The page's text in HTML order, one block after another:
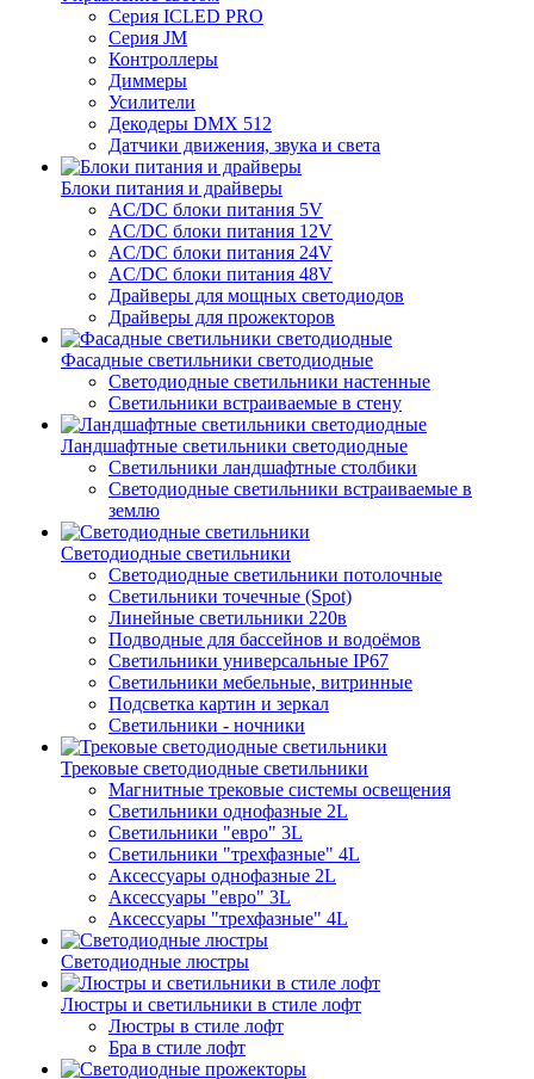
Серия ICLED PRO
Серия JM
Контроллеры
Диммеры
Усилители
Декодеры DMX 512
Датчики движения, звука и света
Блоки питания и драйверы
AC/DC блоки питания 5V
AC/DC блоки питания 12V
AC/DC блоки питания 24V
AC/DC блоки питания 48V
Драйверы для мощных светодиодов
Драйверы для прожекторов
Фасадные светильники светодиодные
Светодиодные светильники настенные
Светильники встраиваемые в стену
Ландшафтные светильники светодиодные
Светильники ландшафтные столбики
Светодиодные светильники встраиваемые в
землю
Светодиодные светильники
Светодиодные светильники потолочные
Светильники точечные (Spot)
Линейные светильники 220в
Подводные для бассейнов и водоёмов
Светильники универсальные IP67
Светильники мебельные, витринные
Подсветка картин и зеркал
Светильники - ночники
Трековые светодиодные светильники
Магнитные трековые системы освещения
Светильники однофазные 2L
Светильники "евро" 3L
Светильники "трехфазные" 4L
Аксессуары однофазные 2L
Аксессуары "евро" 3L
Аксессуары "трехфазные" 4L
Светодиодные люстры
Люстры и светильники в стиле лофт
Люстры в стиле лофт
Бра в стиле лофт